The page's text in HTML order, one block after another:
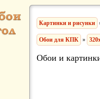
Картинки и рисунки
Обои для КПК »
Обои и